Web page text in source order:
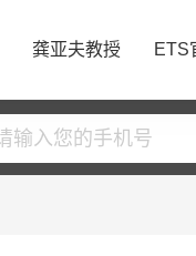
龚亚夫教授 ETS